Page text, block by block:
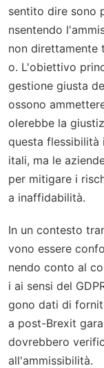
sentito dire sono
nsentendo
non direttamente
o. L'obiettivo
gestione giusta
ossono
olerebbe la
questa flessibilità
itali, ma le
per mitigare i
a inaffidabilità.
In un contesto
vono essere
nendo conto al
i ai sensi del
gono dati di
a post-Brexit
dovrebbero
all'ammissibilità.